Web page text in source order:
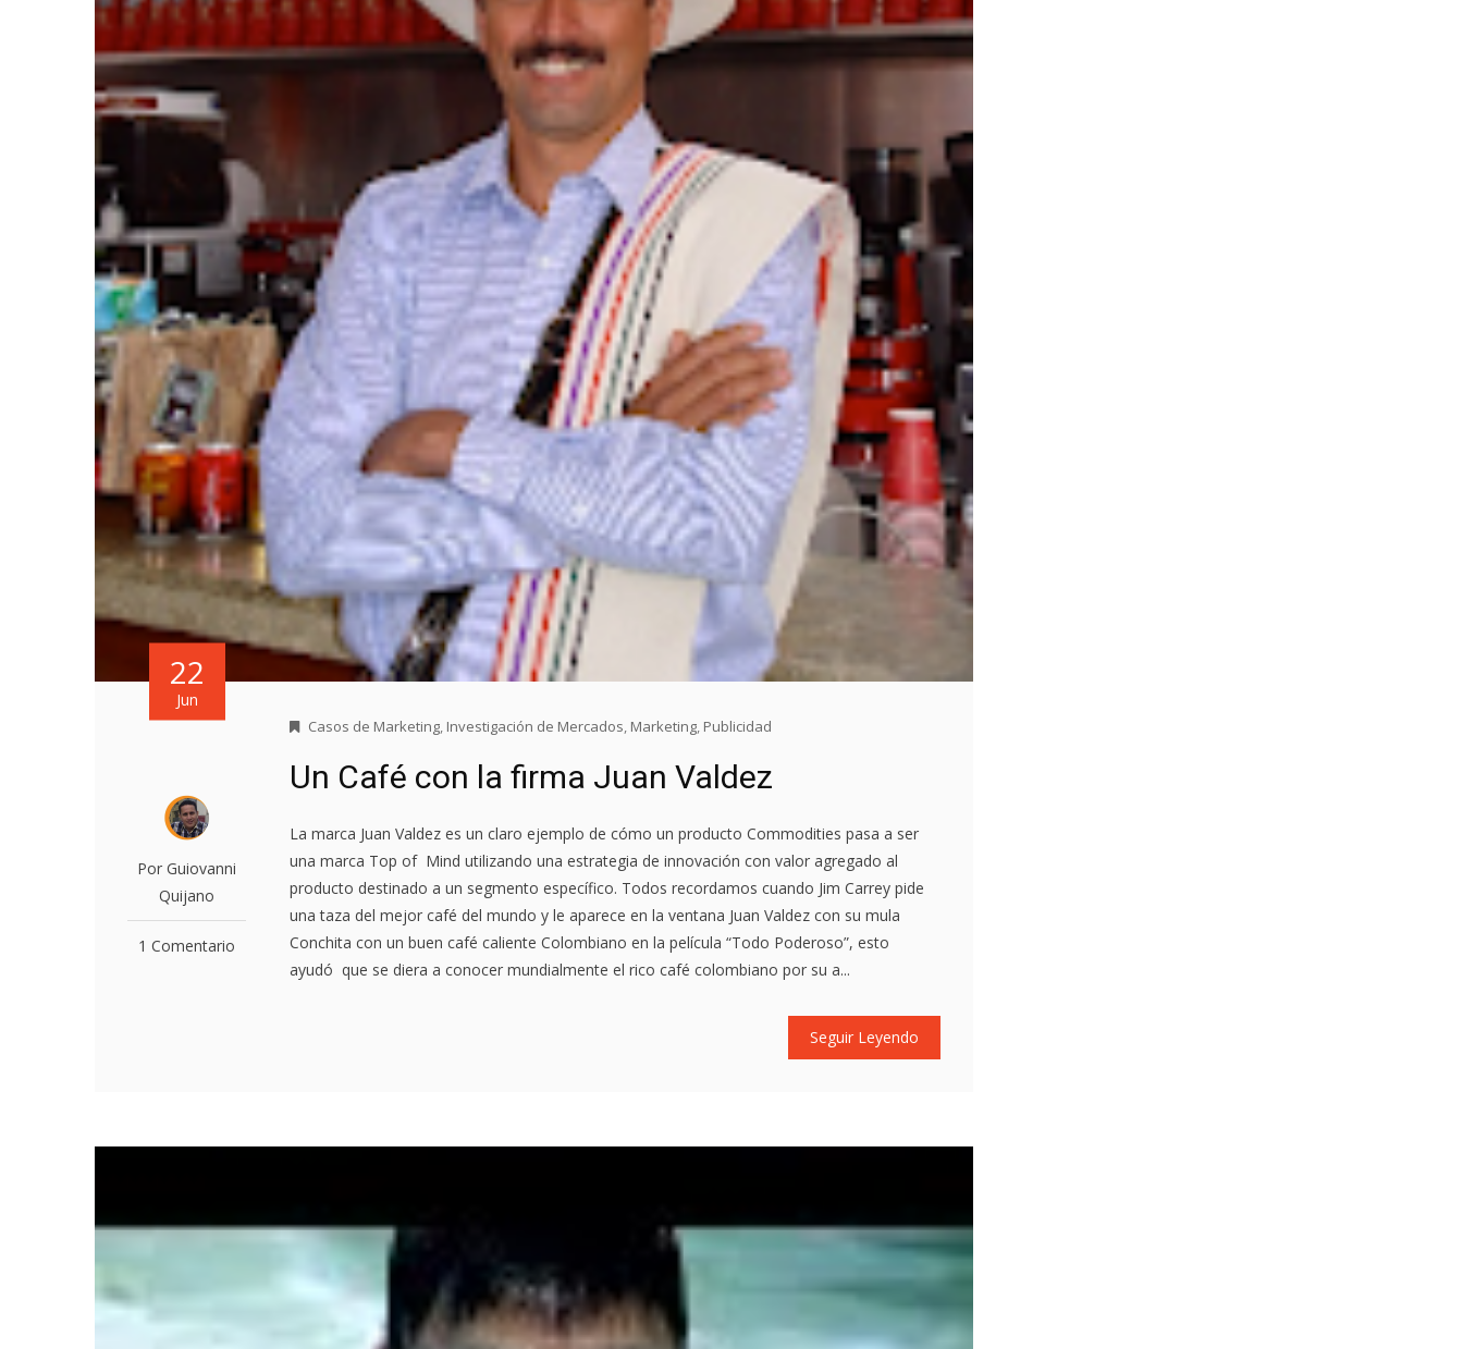
22
Jun
Por Guiovanni
Quijano
1 Comentario
Casos de Marketing, Investigación de Mercados, Marketing, Publicidad
Un Café con la firma Juan Valdez
La marca Juan Valdez es un claro ejemplo de cómo un producto Commodities pasa a ser
una marca Top of Mind utilizando una estrategia de innovación con valor agregado al
producto destinado a un segmento específico. Todos recordamos cuando Jim Carrey pide
una taza del mejor café del mundo y le aparece en la ventana Juan Valdez con su mula
Conchita con un buen café caliente Colombiano en la película “Todo Poderoso”, esto
ayudó que se diera a conocer mundialmente el rico café colombiano por su a...
Seguir Leyendo